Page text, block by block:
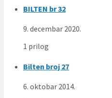
BILTEN br 32
9. decembar 2020.
1 prilog
Bilten broj 27
6. oktobar 2014.